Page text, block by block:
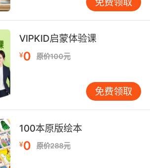
落“探索”。您可以指着绘本上的
孩子可能会用中文回答“狮
需要纠正他，只需要用英语重复
这样就建立了图像和英语声
把日常生活变成探索游戏英语探
，其实就在我们的日常生活中。
园，处处都是学习的素材。举个
市前，可以和孩子一起制作一份
清单。用图画和英文单词结合：
写上“apple”；画一盒牛奶，旁
到了超市，让孩子拿着清单“寻
应的物品时，那种成就感会让他
做饭时，也可以变成一场英语探
VIPKID启蒙体验课
¥0 原价100元
免费领取
100本原版绘本
¥0 原价288元